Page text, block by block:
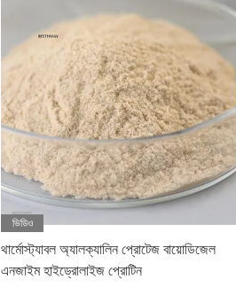
ভিডিও
থার্মোস্ট্যাবল অ্যালক্যালিন প্রোটেজ বায়োডিজেল
এনজাইম হাইড্রোলাইজ প্রোটিন